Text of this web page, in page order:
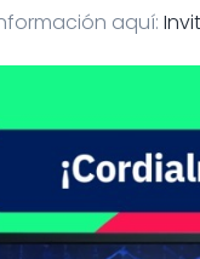
aquí: